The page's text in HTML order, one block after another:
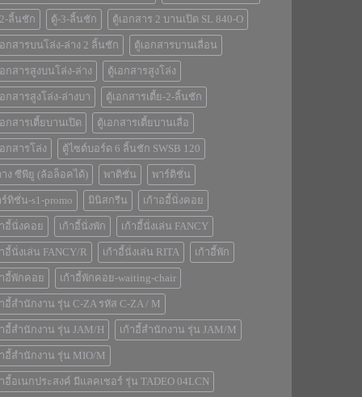
ลิ้นชัก ตู้-3-ลิ้นชัก ตู้เอกสาร 2 บานเปิด SL 840-O
กสารบนโล่ง-ล่าง 2 ลิ้นชัก ตู้เอกสารบานเลื่อน
กสารสูงบนโล่ง-ล่าง ตู้เอกสารสูงโล่ง
กสารสูงโล่ง-ล่างบา ตู้เอกสารเตี้ย-2-ลิ้นชัก
กสารเตี้ยบานเปิด ตู้เอกสารเตี้ยบานเลื่อ
กสารโล่ง ตู้ไซต์บอร์ด 6 ลิ้นชัก SWSB 120
ง ซีพียู (ล้อล็อคได้) พาติชั่น พาร์ติชั่น
ทิชั่น-s1-promo มินิสกรีน เก้าออี้นั่งคอย
อี้นั่งคอย เก้าอี้นั่งพัก เก้าอี้นั่งเล่น FANCY
อี้นั่งเล่น FANCY/R เก้าอี้นั่งเล่น RITA เก้าอี้พัก
อี้พักคอย เก้าอี้พักคอย-waiting-chair
อี้สำนักงาน รุ่น C-ZA รหัส C-ZA / M
อี้สำนักงาน รุ่น JAM/H เก้าอี้สำนักงาน รุ่น JAM/M
อี้สำนักงาน รุ่น MIO/M
อี้อเนกประสงค์ มีแลคเชอร์ รุ่น TADEO 04LCN